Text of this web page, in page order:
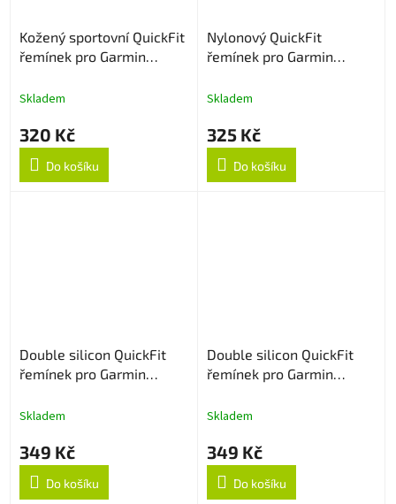
Kožený sportovní QuickFit
řemínek pro Garmin
Skladem
320 Kč
Do košíku
Nylonový QuickFit
řemínek pro Garmin
Skladem
325 Kč
Do košíku
Double silicon QuickFit
řemínek pro Garmin
Skladem
349 Kč
Do košíku
Double silicon QuickFit
řemínek pro Garmin
Skladem
349 Kč
Do košíku